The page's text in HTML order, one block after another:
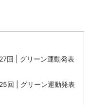
回 | グリーン運動発表
回 | グリーン運動発表